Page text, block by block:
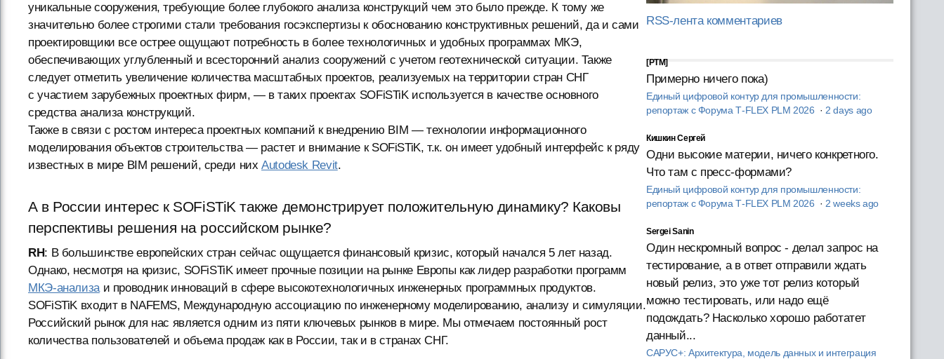
уникальные сооружения, требующие более глубокого анализа конструкций чем это было прежде. К тому же
значительно более строгими стали требования госэкспертизы к обоснованию конструктивных решений, да и сами
проектировщики все острее ощущают потребность в более технологичных и удобных программах МКЭ,
обеспечивающих углубленный и всесторонний анализ сооружений с учетом геотехнической ситуации. Также
следует отметить увеличение количества масштабных проектов, реализуемых на территории стран СНГ
с участием зарубежных проектных фирм, — в таких проектах SOFiSTiK используется в качестве основного
средства анализа конструкций.
Также в связи с ростом интереса проектных компаний к внедрению BIM — технологии информационного
моделирования объектов строительства — растет и внимание к SOFiSTiK, т.к. он имеет удобный интерфейс к ряду
известных в мире BIM решений, среди нихAutodesk Revit.
А в России интерес к SOFiSTiK также демонстрирует положительную динамику? Каковы
перспективы решения на российском рынке?
RH: В большинстве европейских стран сейчас ощущается финансовый кризис, который начался 5 лет назад.
Однако, несмотря на кризис, SOFiSTiK имеет прочные позиции на рынке Европы как лидер разработки программ
МКЭ-анализаи проводник инноваций в сфере высокотехнологичных инженерных программных продуктов.
SOFiSTiK входит в NAFEMS, Международную ассоциацию по инженерному моделированию, анализу и симуляции.
Российский рынок для нас является одним из пяти ключевых рынков в мире. Мы отмечаем постоянный рост
количества пользователей и объема продаж как в России, так и в странах СНГ.
RSS-лента комментариев
[PTM]
Примерно ничего пока)
Единый цифровой контур для промышленности:
репортаж с Форума T‑FLEX PLM 2026 · 2 days ago
Кишкин Сергей
Одни высокие материи, ничего конкретного.
Что там с пресс-формами?
Единый цифровой контур для промышленности:
репортаж с Форума T‑FLEX PLM 2026 · 2 weeks ago
Sergei Sanin
Один нескромный вопрос - делал запрос на
тестирование, а в ответ отправили ждать
новый релиз, это уже тот релиз который
можно тестировать, или надо ещё
подождать? Насколько хорошо работатет
данный...
САРУС+: Архитектура, модель данных и интеграция